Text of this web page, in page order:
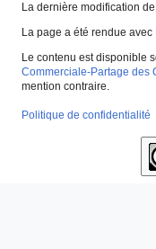
La dernière modification
La page a été rendue avec
Le contenu est disponible
Commerciale-Partage des
mention contraire.
Politique de confidentialité